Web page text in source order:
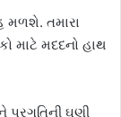
મળશે. તમારા
માટે મદદનો હાથ
પ્રગતિની ઘણી